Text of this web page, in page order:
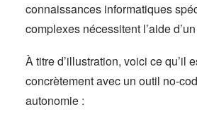
connaissances informatiques
complexes nécessitent l’aide
À titre d’illustration, voici ce qu’il
concrètement avec un outil no-
autonomie :